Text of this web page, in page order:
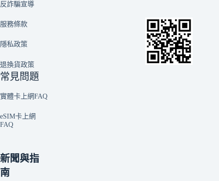
反詐騙宣導
服務條款
隱私政策
退換貨政策
常見問題
實體卡上網FAQ
eSIM卡上網
FAQ
新聞與指
南